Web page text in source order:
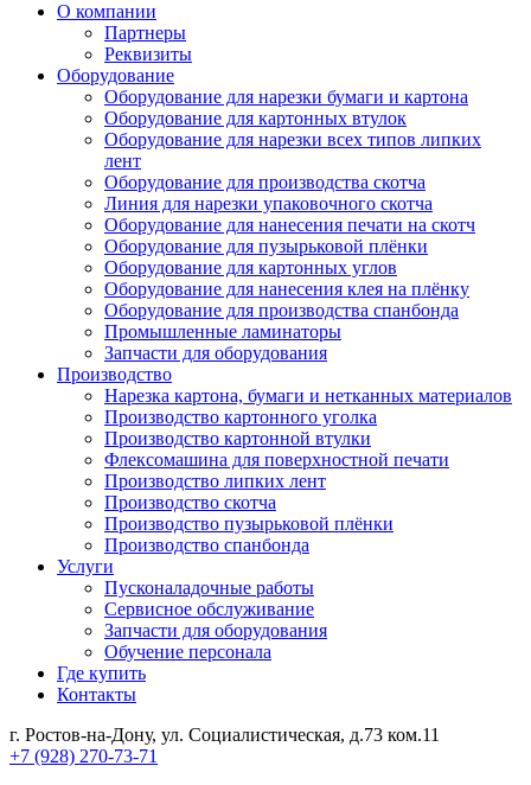
О компании
Партнеры
Реквизиты
Оборудование
Оборудование для нарезки бумаги и картона
Оборудование для картонных втулок
Оборудование для нарезки всех типов липких
лент
Оборудование для производства скотча
Линия для нарезки упаковочного скотча
Оборудование для нанесения печати на скотч
Оборудование для пузырьковой плёнки
Оборудование для картонных углов
Оборудование для нанесения клея на плёнку
Оборудование для производства спанбонда
Промышленные ламинаторы
Запчасти для оборудования
Производство
Нарезка картона, бумаги и нетканных материалов
Производство картонного уголка
Производство картонной втулки
Флексомашина для поверхностной печати
Производство липких лент
Производство скотча
Производство пузырьковой плёнки
Производство спанбонда
Услуги
Пусконаладочные работы
Сервисное обслуживание
Запчасти для оборудования
Обучение персонала
Где купить
Контакты
г. Ростов-на-Дону, ул. Социалистическая, д.73 ком.11
+7 (928) 270-73-71